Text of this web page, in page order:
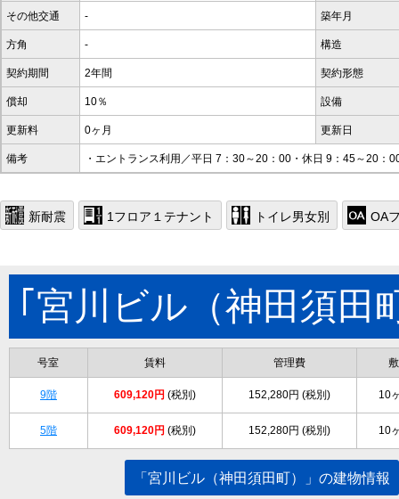
その他交通 - 築年月
方角 - 構造
契約期間 2年間 契約形態
償却 10％ 設備
更新料 0ヶ月 更新日
備考 ・エントランス利用／平日 7：30～20：00・休日 9：45～20：
新耐震 1フロア１テナント トイレ男女別 OA
｢宮川ビル（神田須田
号室 賃料 管理費
9階 609,120円 (税別) 152,280円 (税別) 10
5階 609,120円 (税別) 152,280円 (税別) 10
「宮川ビル（神田須田町）」の建物情報